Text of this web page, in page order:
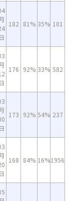
日
182 81% 35% 101
日
176 92% 33% 582
日
173 92% 54% 237
日
168 84% 16%1956